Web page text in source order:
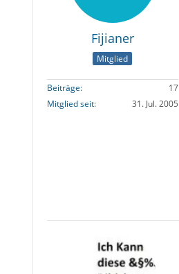
Fijianer
Mitglied
Beiträge
17
Mitglied seit
31. Jul. 2005